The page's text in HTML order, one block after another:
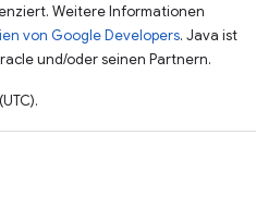
Weitere Informationen
von Google Developers. Java ist
und/oder seinen Partnern.